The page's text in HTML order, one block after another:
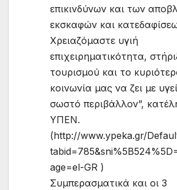
επικινδύνων και των
εκσκαφών και
Χρειαζόμαστε υγιή
επιχειρηματικότητα,
τουρισμού και το
κοινωνία μας να ζει με
σωστό περιβάλλον”,
ΥΠΕΝ.
(http://www.ypeka.gr/
age=el-GR )
Συμπερασματικά και οι 3